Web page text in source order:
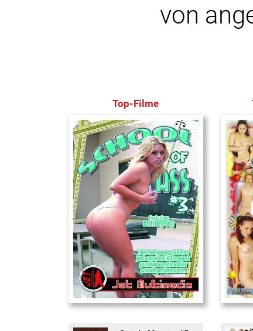
von
Top-Filme
School Of Ass 03 18 And